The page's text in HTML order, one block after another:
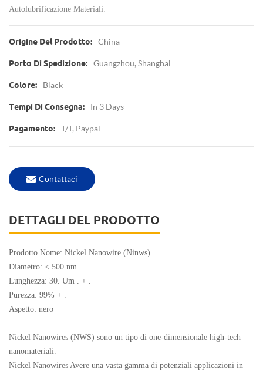
Autolubrificazione Materiali.
Origine Del Prodotto: China
Porto Di Spedizione: Guangzhou, Shanghai
Colore: Black
Tempi Di Consegna: In 3 Days
Pagamento: T/T, Paypal
Contattaci
DETTAGLI DEL PRODOTTO
Prodotto Nome: Nickel Nanowire (Ninws)
Diametro: < 500 nm.
Lunghezza: 30. Um . + .
Purezza: 99% + .
Aspetto: nero
Nickel Nanowires (NWS) sono un tipo di one-dimensionale high-tech
nanomateriali.
Nickel Nanowires Avere una vasta gamma di potenziali applicazioni in